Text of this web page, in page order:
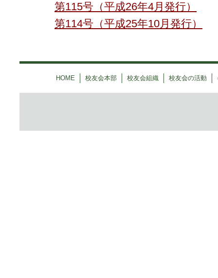
第115号（平成26年4月発行）
第114号（平成25年10月発行）
HOME 校友会本部 校友会組織 校友会の活動